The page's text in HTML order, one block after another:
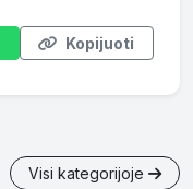
Kopijuoti
Visi kategorijoje